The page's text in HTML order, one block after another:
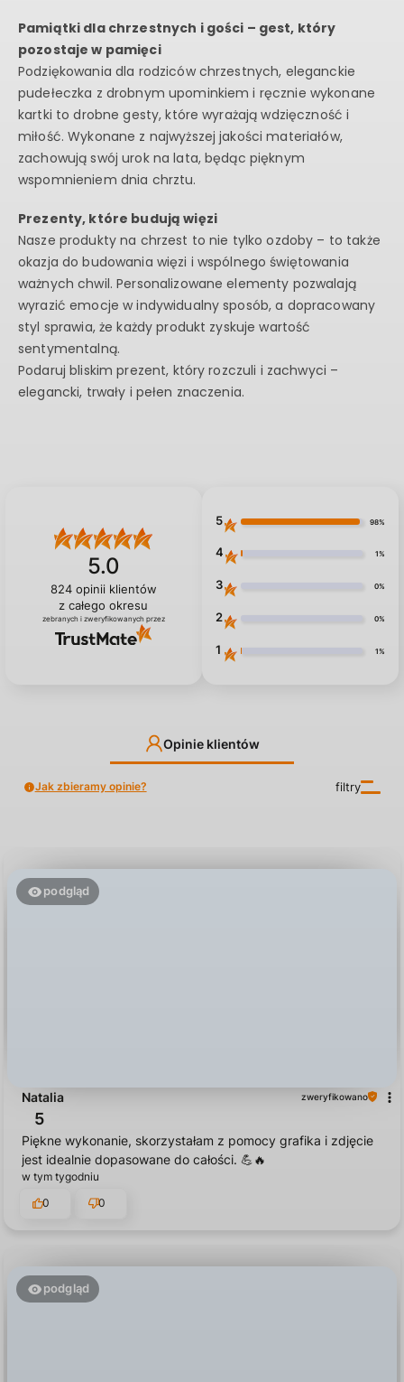
Pamiątki dla chrzestnych i gości – gest, który
pozostaje w pamięci
Podziękowania dla rodziców chrzestnych, eleganckie
pudełeczka z drobnym upominkiem i ręcznie wykonane
kartki to drobne gesty, które wyrażają wdzięczność i
miłość. Wykonane z najwyższej jakości materiałów,
zachowują swój urok na lata, będąc pięknym
wspomnieniem dnia chrztu.
Prezenty, które budują więzi
Nasze produkty na chrzest to nie tylko ozdoby – to także
okazja do budowania więzi i wspólnego świętowania
ważnych chwil. Personalizowane elementy pozwalają
wyrazić emocje w indywidualny sposób, a dopracowany
styl sprawia, że każdy produkt zyskuje wartość
sentymentalną.
Podaruj bliskim prezent, który rozczuli i zachwyci –
elegancki, trwały i pełen znaczenia.
5.0
824opinii klientów
z całego okresu
zebranych i zweryfikowanych przez
5 98%
4 1%
3 0%
2 0%
1 1%
Opinie klientów
filtry
Jak zbieramy opinie?
podgląd
Natalia zweryfikowano
5
Piękne wykonanie, skorzystałam z pomocy grafika i zdjęcie
jest idealnie dopasowane do całości. 💪🔥
w tym tygodniu
0
0
podgląd